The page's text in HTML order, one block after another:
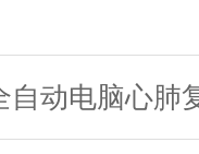
自动电脑心肺